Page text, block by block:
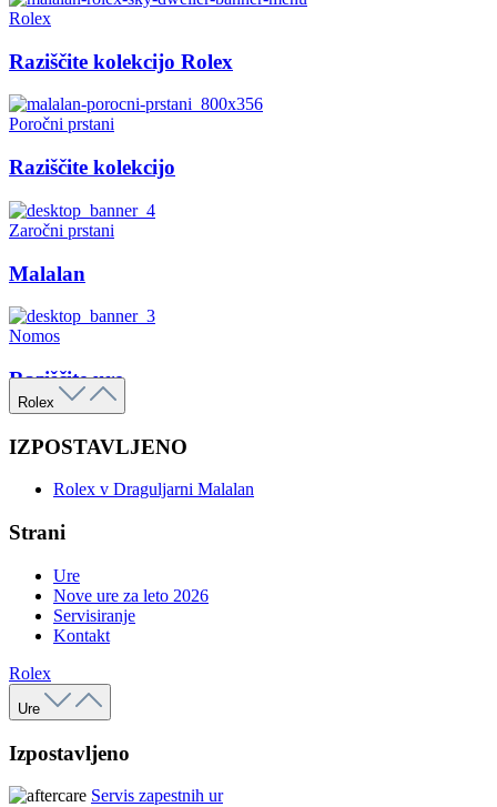
Rolex
Raziščite kolekcijo Rolex
Poročni prstani
Raziščite kolekcijo
Zaročni prstani
Malalan
Nomos
Raziščite ure
Rolex
IZPOSTAVLJENO
Rolex v Draguljarni Malalan
Strani
Ure
Nove ure za leto 2026
Servisiranje
Kontakt
Rolex
Ure
Izpostavljeno
Servis zapestnih ur